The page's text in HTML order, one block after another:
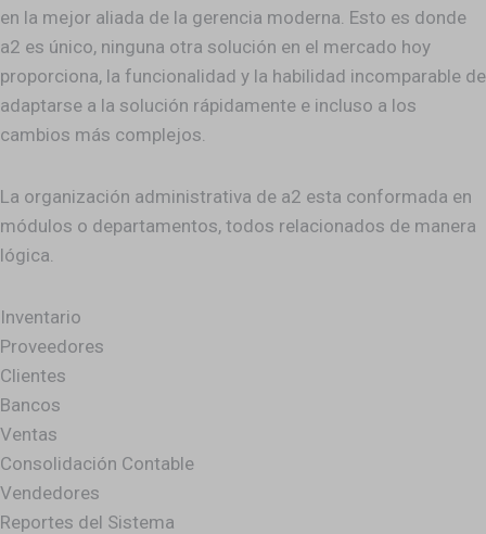
en la mejor aliada de la gerencia moderna. Esto es donde
a2 es único, ninguna otra solución en el mercado hoy
proporciona, la funcionalidad y la habilidad incomparable de
adaptarse a la solución rápidamente e incluso a los
cambios más complejos.
La organización administrativa de a2 esta conformada en
módulos o departamentos, todos relacionados de manera
lógica.
Inventario
Proveedores
Clientes
Bancos
Ventas
Consolidación Contable
Vendedores
Reportes del Sistema